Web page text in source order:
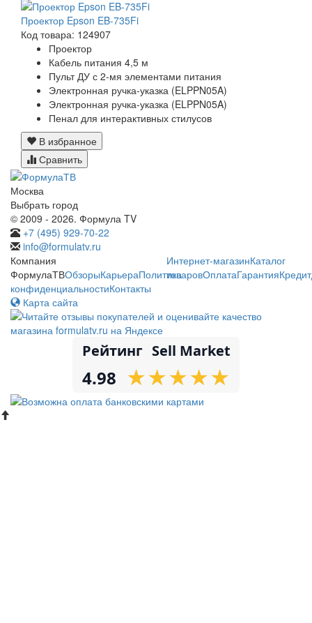
Проектор Epson EB-735Fi
Код товара: 124907
Проектор
Кабель питания 4,5 м
Пульт ДУ с 2-мя элементами питания
Электронная ручка-указка (ELPPN05A)
Электронная ручка-указка (ELPPN05A)
Пенал для интерактивных стилусов
В избранное
Сравнить
Москва
Выбрать город
© 2009 - 2026. Формула TV
+7 (495) 929-70-22
info@formulatv.ru
Компания
ФормулаТВОбзорыКарьераПолитика
конфиденциальностиКонтакты
Интернет-магазинКаталог
товаровОплатаГарантияКредит
Карта сайта
Рейтинг Sell Market
4.98 ★
★★
★★
★★
★★
★